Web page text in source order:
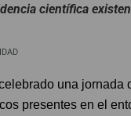
científica
una jornada
presentes en el